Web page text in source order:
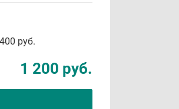
руб.
1 200 руб.